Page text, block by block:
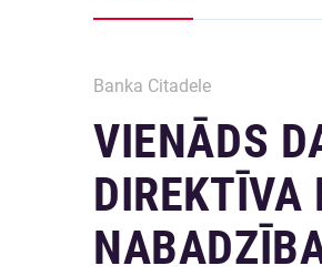
Banka Citadele
VIENĀDS
DIREKTĪVA